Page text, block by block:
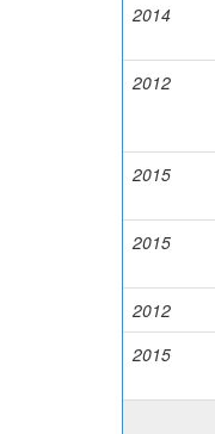
2014
2012
2015
2015
2012
2015